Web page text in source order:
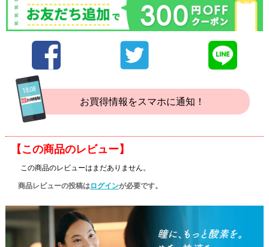
お買得情報をスマホに通知！
【この商品のレビュー】
この商品のレビューはまだありません。
商品レビューの投稿はログインが必要です。